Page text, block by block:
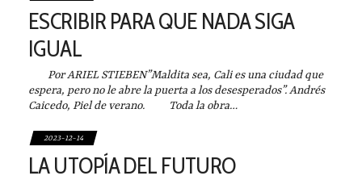
ESCRIBIR PARA QUE NADA SIGA
IGUAL
Por ARIEL STIEBEN”Maldita sea, Cali es una ciudad que
espera, pero no le abre la puerta a los desesperados”. Andrés
Caicedo, Piel de verano. Toda la obra…
2023-12-14
LA UTOPÍA DEL FUTURO